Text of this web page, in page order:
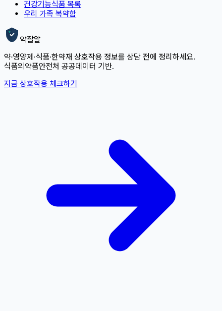
건강기능식품 목록
우리 가족 복약함
약잘알
약·영양제·식품·한약재 상호작용 정보를 상담 전에 정리하세요.
식품의약품안전처 공공데이터 기반.
지금 상호작용 체크하기